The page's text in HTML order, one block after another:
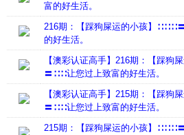
富的好生活。
216期：【踩狗屎运的小孩】∷∷∷
的好生活。
【澳彩认证高手】216期：【踩
〓∷∷让您过上致富的好生活。
【澳彩认证高手】215期：【踩
〓∷∷让您过上致富的好生活。
215期：【踩狗屎运的小孩】∷∷∷